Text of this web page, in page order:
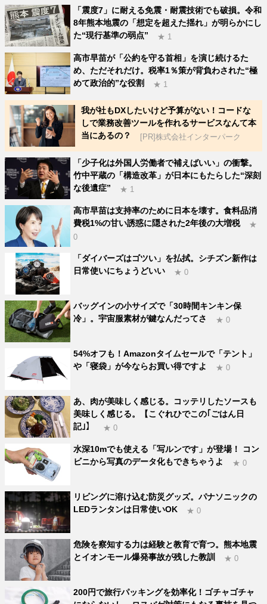
「震度7」に耐える免震・耐震技術でも破損。令和
8年熊本地震の「想定を超えた揺れ」が明らかにし
た“現行基準の弱点”
★ 1
高市早苗が「公約を守る首相」を演じ続けるた
め、ただそれだけ。税率1％策が背負わされた“極
めて政治的”な役割
★ 1
我が社もDXしたいけど予算がない！コードな
しで業務改善ツールを作れるサービスなんて本
当にあるの？
[PR]株式会社インターパーク
「少子化は外国人労働者で補えばいい」の衝撃。
竹中平蔵の「構造改革」が日本にもたらした“深刻
な後遺症”
★ 1
高市早苗は支持率のために日本を壊す。食料品消
費税1%の甘い誘惑に隠された2年後の大増税
★
0
「ダイバーズはゴツい」を払拭。シチズン新作は
日常使いにちょうどいい
★ 0
バッグインの小サイズで「30時間キンキン保
冷」。宇宙服素材が鍵なんだってさ
★ 0
54%オフも！Amazonタイムセールで「テント」
や「寝袋」が今ならお買い得ですよ
★ 0
あ、肉が美味しく感じる。コッテリしたソースも
美味しく感じる。【こぐれひでこの｢ごはん日
記｣】
★ 0
水深10mでも使える「写ルンです」が登場！ コン
ビニから写真のデータ化もできちゃうよ
★ 0
リビングに溶け込む防災グッズ。パナソニックの
LEDランタンは日常使いOK
★ 0
危険を察知する力は経験と教育で育つ。熊本地震
とイオンモール爆発事故が残した教訓
★ 0
200円で旅行パッキングを効率化！ゴチャゴチャ